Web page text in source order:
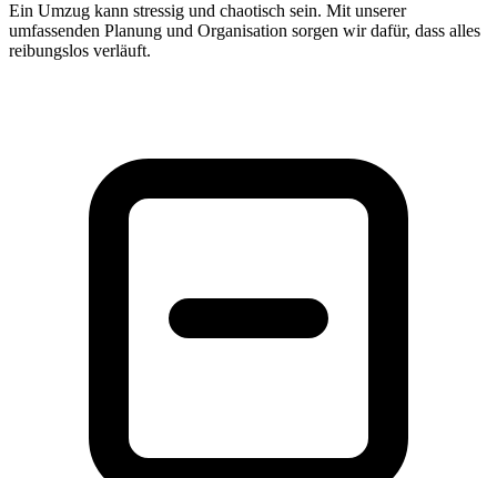
Ein Umzug kann stressig und chaotisch sein. Mit unserer
umfassenden Planung und Organisation sorgen wir dafür, dass alles
reibungslos verläuft.